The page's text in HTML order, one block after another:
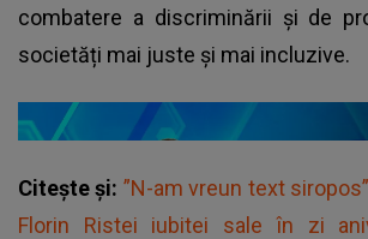
combatere a discriminării și de
societăți mai juste și mai incluzive.
Citește și: ”N-am vreun text
Florin Ristei iubitei sale în zi